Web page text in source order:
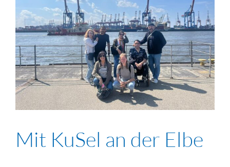
Mit KuSel an der Elbe